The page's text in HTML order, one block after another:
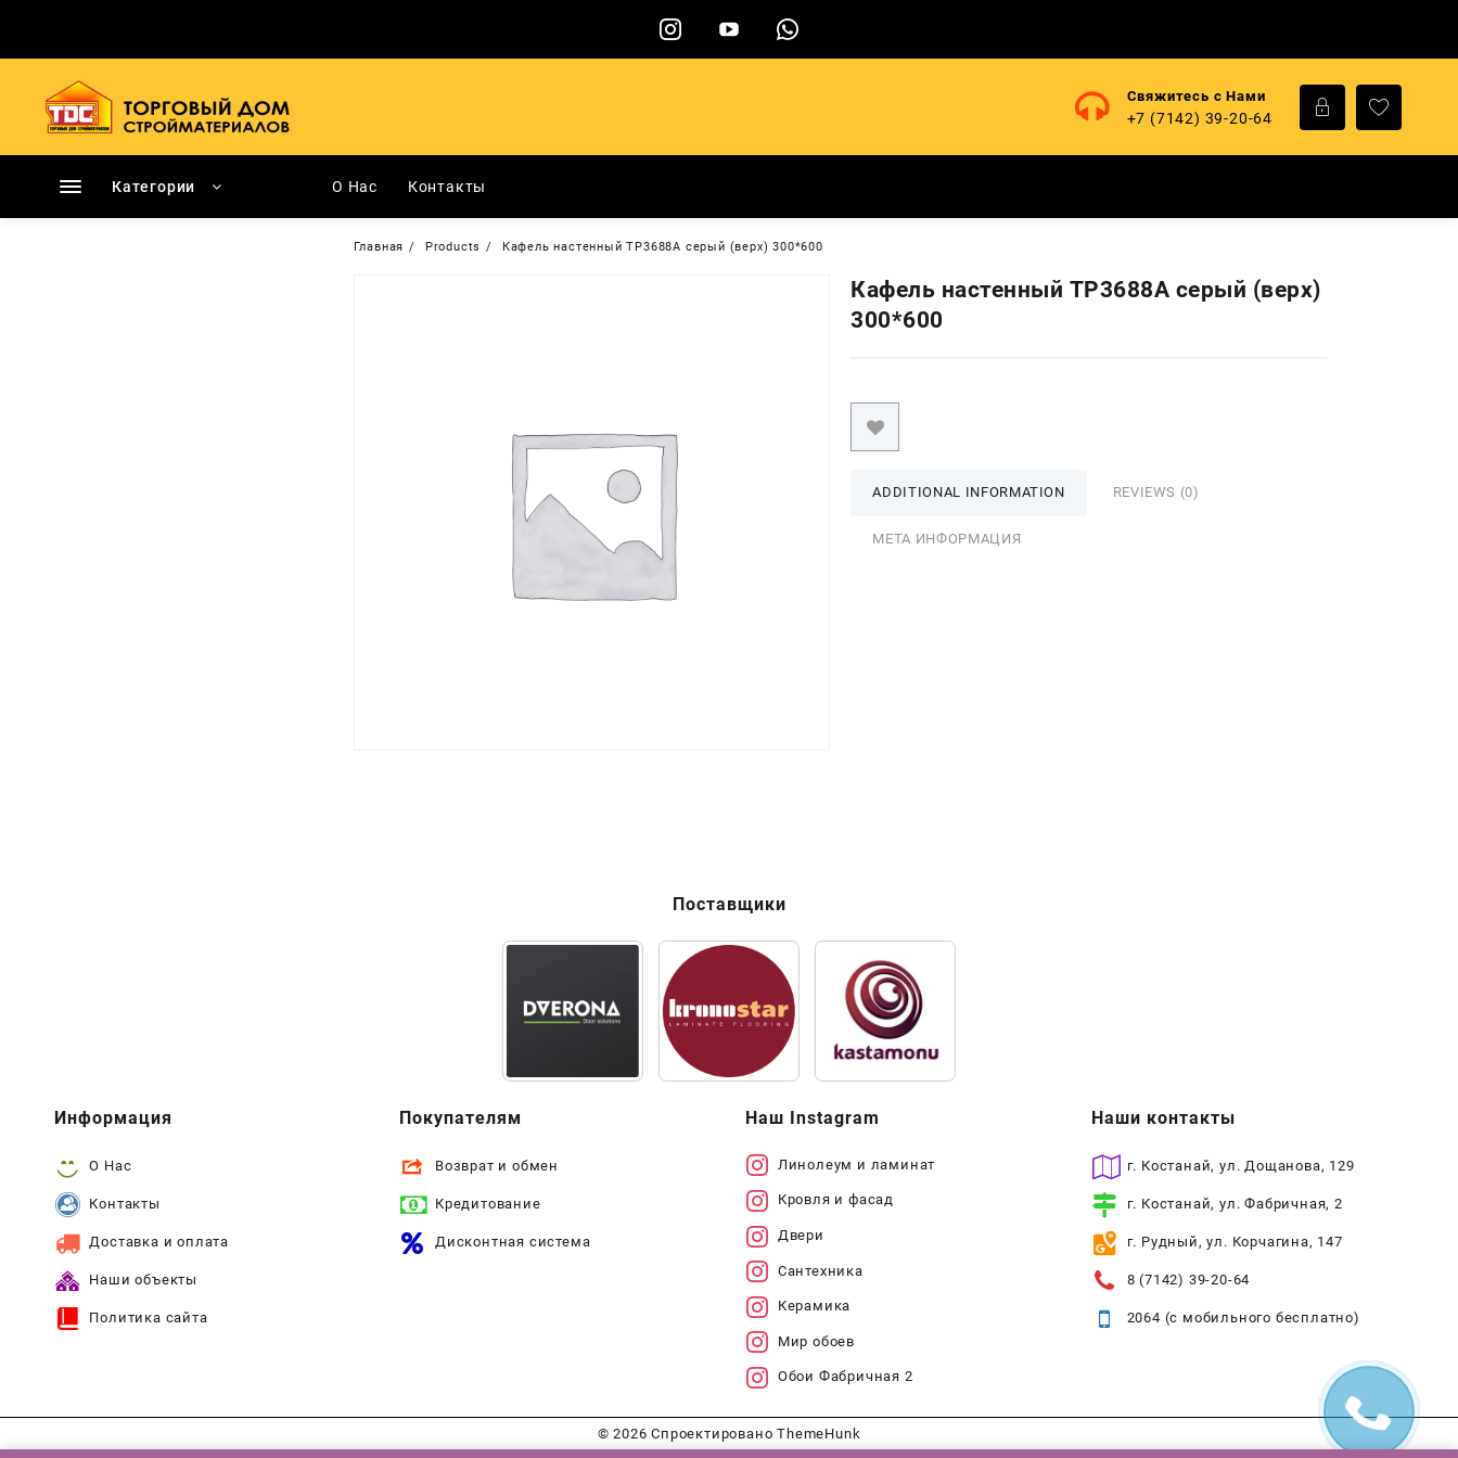
содержимому
Свяжитесь с Нами
+7 (7142) 39-20-64
Категории О Нас Контакты
Главная Products Кафель настенный TP3688A серый (верх) 300*600
Кафель настенный TP3688A серый (верх)
300*600
ADDITIONAL INFORMATION REVIEWS (0)
МЕТА ИНФОРМАЦИЯ
Поставщики
Информация
О Нас
Контакты
Доставка и оплата
Наши объекты
Политика сайта
Покупателям
Возврат и обмен
Кредитование
Дисконтная система
Наш Instagram
Линолеум и ламинат
Кровля и фасад
Двери
Сантехника
Керамика
Мир обоев
Обои Фабричная 2
Наши контакты
г. Костанай, ул. Дощанова, 129
г. Костанай, ул. Фабричная, 2
г. Рудный, ул. Корчагина, 147
8 (7142) 39-20-64
2064 (с мобильного бесплатно)
© 2026Спроектировано ThemeHunk